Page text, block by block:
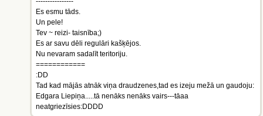
Es esmu tāds.
Un pele!
Tev ~ reizi- taisnība;)
Es ar savu dēli regulāri kašķējos.
Nu nevaram sadalīt teritoriju.
============
:DD
Tad kad mājās atnāk viņa draudzenes,tad es izeju mežā un gaudoju:
Edgara Liepiņa.....tā nenāks nenāks vairs---tāaa
neatgriezīsies:DDDD